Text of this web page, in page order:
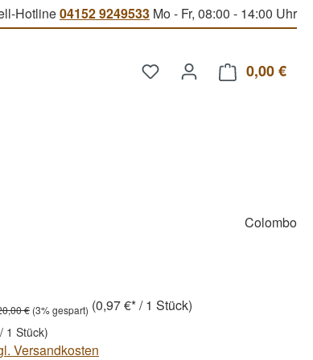
Hotline04152 9249533 Mo - Fr, 08:00 - 14:00 Uhr
Du hast 0 Produkte auf
0,00 €
Colombo
€ (3% gespart) (0,97 €* / 1 Stück)
1 Stück)
Versandkosten